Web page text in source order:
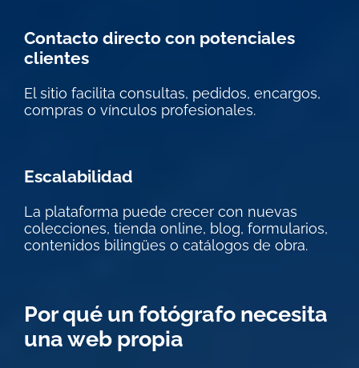
Contacto directo con potenciales
clientes
El sitio facilita consultas, pedidos, encargos,
compras o vínculos profesionales.
Escalabilidad
La plataforma puede crecer con nuevas
colecciones, tienda online, blog, formularios,
contenidos bilingües o catálogos de obra.
Por qué un fotógrafo necesita
una web propia